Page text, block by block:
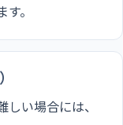
。
い場合には、